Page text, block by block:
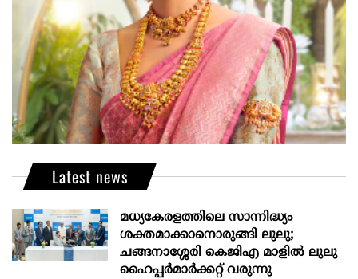
Latest news
മധ്യകേരളത്തിലെ സാന്നിദ്ധ്യം
ശക്തമാക്കാനൊരുങ്ങി ലുലു;
ചങ്ങനാശ്ശേരി കെജിഎ മാളിൽ ലുലു
ഹൈപ്പർമാർക്കറ്റ് വരുന്നു